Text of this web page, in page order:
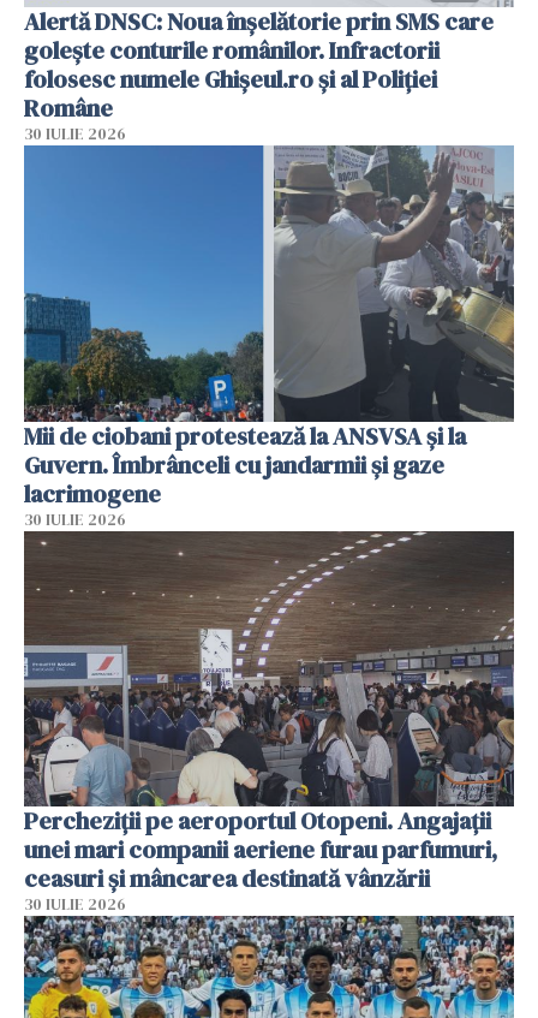
Alertă DNSC: Noua înșelătorie prin SMS care
golește conturile românilor. Infractorii
folosesc numele Ghișeul.ro și al Poliției
Române
30 IULIE 2026
Mii de ciobani protestează la ANSVSA și la
Guvern. Îmbrânceli cu jandarmii și gaze
lacrimogene
30 IULIE 2026
Percheziții pe aeroportul Otopeni. Angajații
unei mari companii aeriene furau parfumuri,
ceasuri și mâncarea destinată vânzării
30 IULIE 2026